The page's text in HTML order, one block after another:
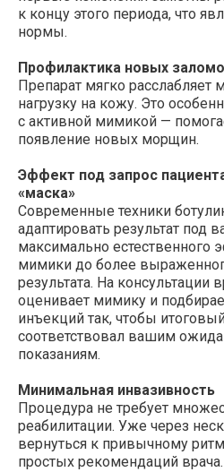
к концу этого периода, что
нормы.
Профилактика новых
Препарат мягко
нагрузку на кожу. Это
с активной мимикой —
появление новых морщин.
Эффект под запрос
«маска»
Современные техники
адаптировать результат под
максимально естественного
мимики до более
результата. На консультации
оценивает мимику и
инъекций так, чтобы
соответствовал вашим
показаниям.
Минимальная инвазивность
Процедура не требует
реабилитации. Уже через
вернуться к привычному
простых рекомендаций врача.